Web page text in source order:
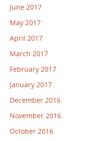
June 2017
May 2017
April 2017
March 2017
February 2017
January 2017
December 2016
November 2016
October 2016